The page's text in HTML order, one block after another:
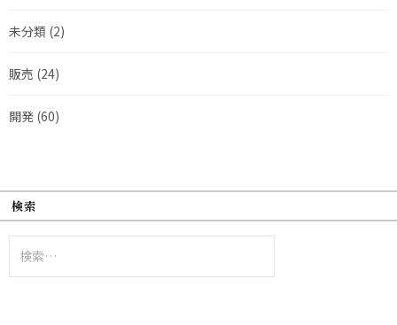
未分類 (2)
販売 (24)
開発 (60)
検索
索: